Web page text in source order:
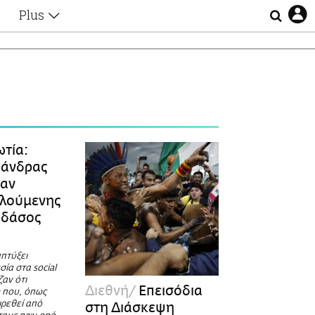
Plus
Οι Αθηναίοι
Απώλειες
Επιλογές
στα social
ότι
που, όπως
από
Διεθνή Επεισόδια
στη Διάσκεψη